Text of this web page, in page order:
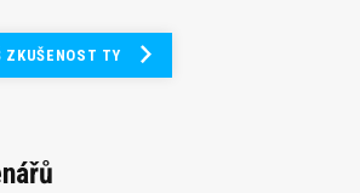
ZKUŠENOST TY